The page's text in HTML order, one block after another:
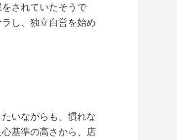
されていたそうで
し、独立自営を始め
いながらも、慣れな
基準の高さから、店